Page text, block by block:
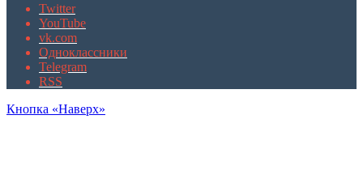
Twitter
YouTube
vk.com
Одноклассники
Telegram
RSS
Кнопка «Наверх»